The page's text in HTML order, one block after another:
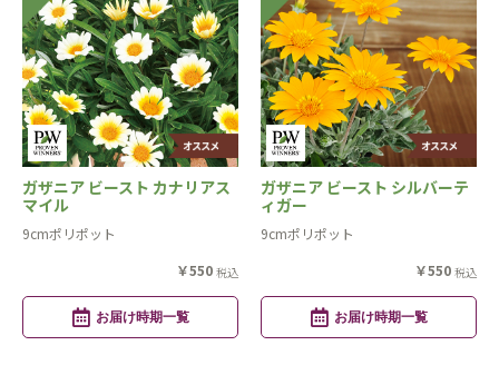
ガザニア ビースト カナリアス
マイル
9cmポリポット
￥550 税込
お届け時期一覧
ガザニア ビースト シルバーテ
ィガー
9cmポリポット
￥550 税込
お届け時期一覧